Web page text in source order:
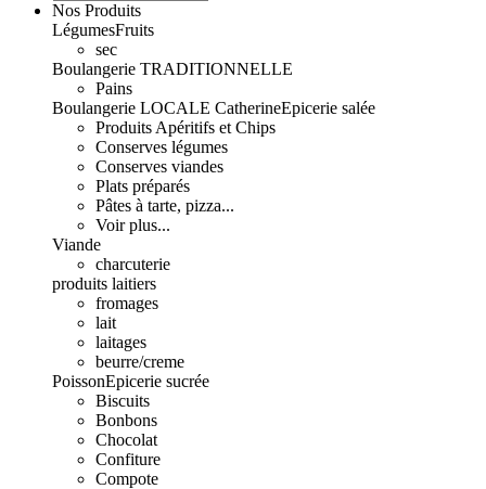
Nos Produits
LégumesFruits
sec
Boulangerie TRADITIONNELLE
Pains
Boulangerie LOCALE CatherineEpicerie salée
Produits Apéritifs et Chips
Conserves légumes
Conserves viandes
Plats préparés
Pâtes à tarte, pizza...
Voir plus...
Viande
charcuterie
produits laitiers
fromages
lait
laitages
beurre/creme
PoissonEpicerie sucrée
Biscuits
Bonbons
Chocolat
Confiture
Compote